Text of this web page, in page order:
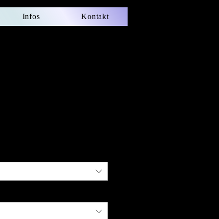
Infos Kontakt